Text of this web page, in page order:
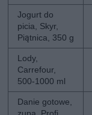
Jogurt do
picia, Skyr,
Piątnica, 350 g
Lody,
Carrefour,
500-1000 ml
Danie gotowe,